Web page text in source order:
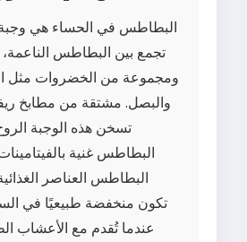
البطاطس في الحساء هي
تجمع بين البطاطس الناعمة،
ومجموعة من الخضروات مثل
والبصل. مشتقة من مطابخ
تسخن هذه الوجبة
البطاطس غنية
البطاطس العناصر
تكون منخفضة طبيعيًا في
عندما تُقدم مع الأعشاب